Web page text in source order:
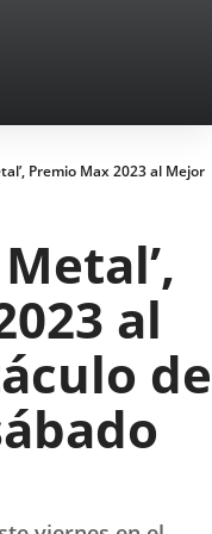
Premio Max 2023 al Mejor
al
de